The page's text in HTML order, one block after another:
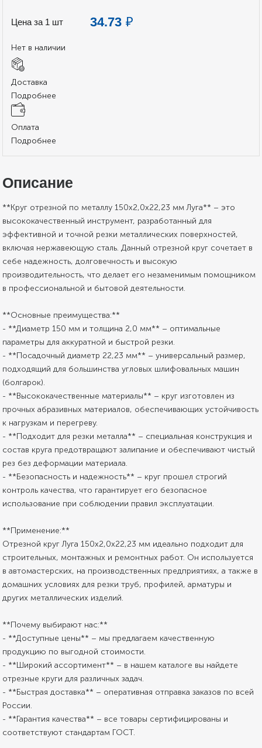
Цена за 1 шт 34.73 ₽
Нет в наличии
Доставка
Подробнее
Оплата
Подробнее
Описание
**Круг отрезной по металлу 150х2,0х22,23 мм Луга** – это
высококачественный инструмент, разработанный для
эффективной и точной резки металлических поверхностей,
включая нержавеющую сталь. Данный отрезной круг сочетает в
себе надежность, долговечность и высокую
производительность, что делает его незаменимым помощником
в профессиональной и бытовой деятельности.
**Основные преимущества:**
- **Диаметр 150 мм и толщина 2,0 мм** – оптимальные
параметры для аккуратной и быстрой резки.
- **Посадочный диаметр 22,23 мм** – универсальный размер,
подходящий для большинства угловых шлифовальных машин
(болгарок).
- **Высококачественные материалы** – круг изготовлен из
прочных абразивных материалов, обеспечивающих устойчивость
к нагрузкам и перегреву.
- **Подходит для резки металла** – специальная конструкция и
состав круга предотвращают залипание и обеспечивают чистый
рез без деформации материала.
- **Безопасность и надежность** – круг прошел строгий
контроль качества, что гарантирует его безопасное
использование при соблюдении правил эксплуатации.
**Применение:**
Отрезной круг Луга 150х2,0х22,23 мм идеально подходит для
строительных, монтажных и ремонтных работ. Он используется
в автомастерских, на производственных предприятиях, а также в
домашних условиях для резки труб, профилей, арматуры и
других металлических изделий.
**Почему выбирают нас:**
- **Доступные цены** – мы предлагаем качественную
продукцию по выгодной стоимости.
- **Широкий ассортимент** – в нашем каталоге вы найдете
отрезные круги для различных задач.
- **Быстрая доставка** – оперативная отправка заказов по всей
России.
- **Гарантия качества** – все товары сертифицированы и
соответствуют стандартам ГОСТ.